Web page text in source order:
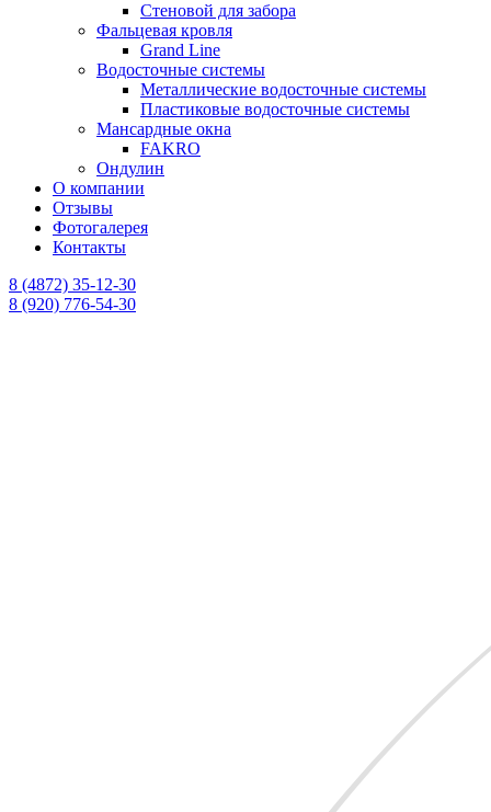
Стеновой для забора
Фальцевая кровля
Grand Line
Водосточные системы
Металлические водосточные системы
Пластиковые водосточные системы
Мансардные окна
FAKRO
Ондулин
О компании
Отзывы
Фотогалерея
Контакты
8 (4872) 35-12-30
8 (920) 776-54-30